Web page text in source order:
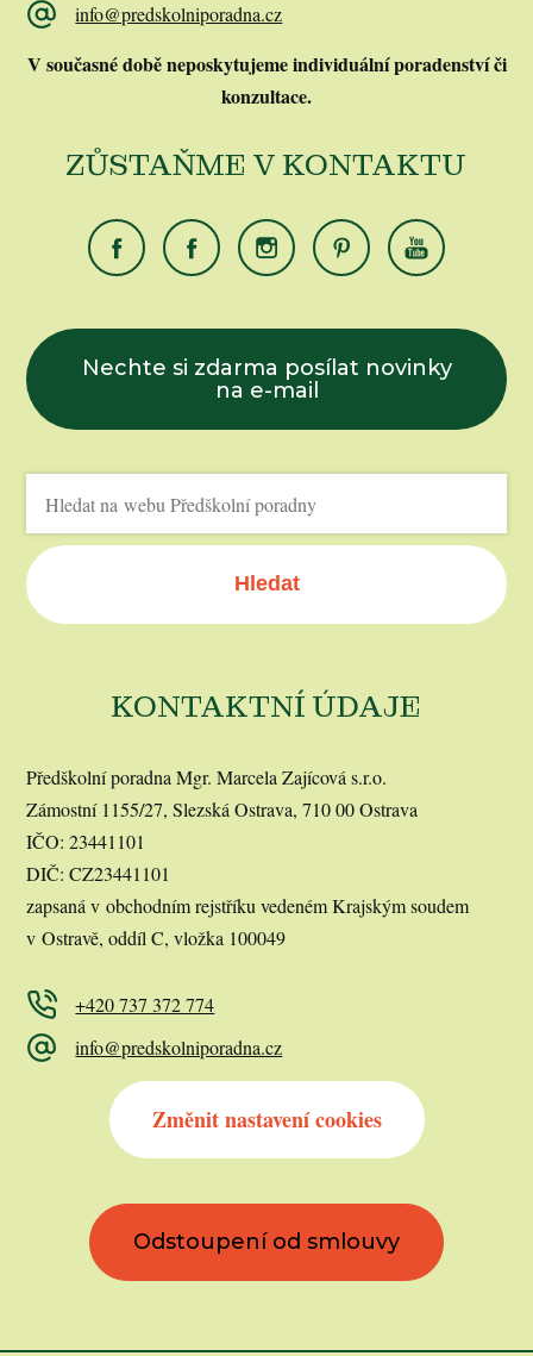
info@predskolniporadna.cz
V současné době neposkytujeme individuální poradenství či
konzultace.
ZŮSTAŇME V KONTAKTU
Nechte si zdarma posílat novinky
na e-mail
Hledat
KONTAKTNÍ ÚDAJE
Předškolní poradna Mgr. Marcela Zajícová s.r.o.
Zámostní 1155/27, Slezská Ostrava, 710 00 Ostrava
IČO: 23441101
DIČ: CZ23441101
zapsaná v obchodním rejstříku vedeném Krajským soudem
v Ostravě, oddíl C, vložka 100049
+420 737 372 774
info@predskolniporadna.cz
Změnit nastavení cookies
Odstoupení od smlouvy